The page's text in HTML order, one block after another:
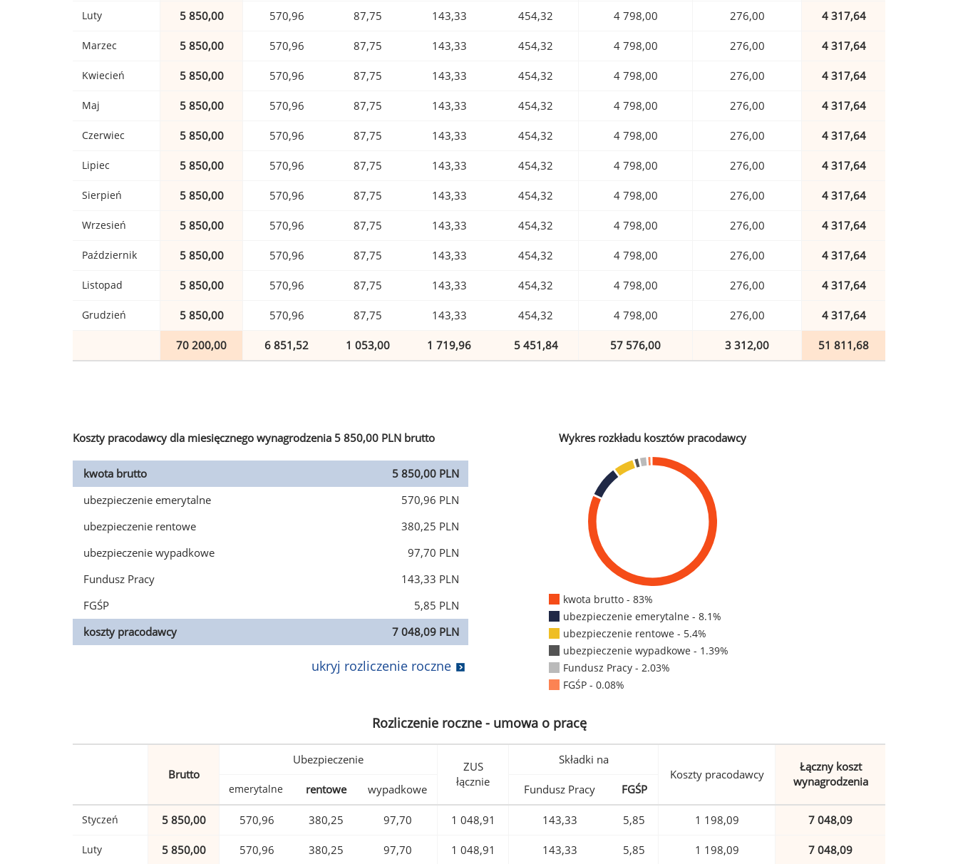
Luty 5 850,00 570,96 87,75 143,33 454,32 4 798,00 276,00 4 317,64
Marzec 5 850,00 570,96 87,75 143,33 454,32 4 798,00 276,00 4 317,64
Kwiecień 5 850,00 570,96 87,75 143,33 454,32 4 798,00 276,00 4 317,64
Maj 5 850,00 570,96 87,75 143,33 454,32 4 798,00 276,00 4 317,64
Czerwiec 5 850,00 570,96 87,75 143,33 454,32 4 798,00 276,00 4 317,64
Lipiec 5 850,00 570,96 87,75 143,33 454,32 4 798,00 276,00 4 317,64
Sierpień 5 850,00 570,96 87,75 143,33 454,32 4 798,00 276,00 4 317,64
Wrzesień 5 850,00 570,96 87,75 143,33 454,32 4 798,00 276,00 4 317,64
Październik 5 850,00 570,96 87,75 143,33 454,32 4 798,00 276,00 4 317,64
Listopad 5 850,00 570,96 87,75 143,33 454,32 4 798,00 276,00 4 317,64
Grudzień 5 850,00 570,96 87,75 143,33 454,32 4 798,00 276,00 4 317,64
70 200,00 6 851,52 1 053,00 1 719,96 5 451,84 57 576,00 3 312,00 51 811,68
Koszty pracodawcy dla miesięcznego wynagrodzenia 5 850,00 PLN brutto
kwota brutto
5 850,00 PLN
ubezpieczenie emerytalne
570,96 PLN
ubezpieczenie rentowe
380,25 PLN
ubezpieczenie wypadkowe
97,70 PLN
Fundusz Pracy
143,33 PLN
FGŚP
5,85 PLN
koszty pracodawcy
7 048,09 PLN
ukryj rozliczenie roczne
Wykres rozkładu kosztów pracodawcy
kwota brutto - 83%
ubezpieczenie emerytalne - 8.1%
ubezpieczenie rentowe - 5.4%
ubezpieczenie wypadkowe - 1.39%
Fundusz Pracy - 2.03%
FGŚP - 0.08%
Rozliczenie roczne - umowa o pracę
Brutto
Ubezpieczenie
ZUS
łącznie
Składki na
Koszty pracodawcy
Łączny koszt
wynagrodzenia
emerytalne rentowe wypadkowe Fundusz Pracy FGŚP
Styczeń 5 850,00 570,96 380,25 97,70 1 048,91 143,33 5,85 1 198,09 7 048,09
Luty 5 850,00 570,96 380,25 97,70 1 048,91 143,33 5,85 1 198,09 7 048,09